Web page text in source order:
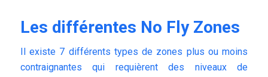
Les différentes No Fly Zones
Il existe 7 différents types de zones plus ou moins
contraignantes qui requièrent des niveaux de